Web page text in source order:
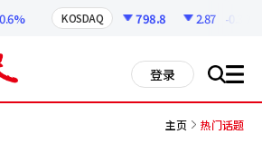
KOSDAQ 798.8 2.87 -0.36%
登录 搜 all
主页 热门话题